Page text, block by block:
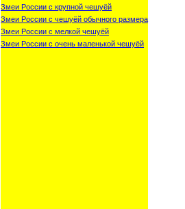
Змеи России с крупной чешуёй
Змеи России с чешуёй обычного размера
Змеи России с мелкой чешуёй
Змеи России с очень маленькой чешуёй